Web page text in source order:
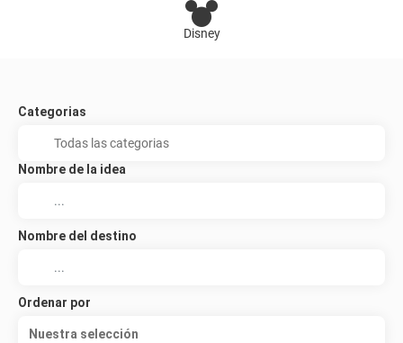
Disney
Categorias
Nombre de la idea
Nombre del destino
Ordenar por
Nuestra selección